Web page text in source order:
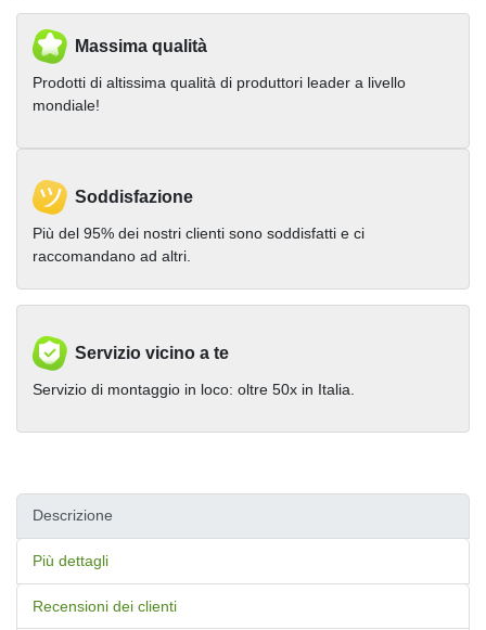
Massima qualità
Prodotti di altissima qualità di produttori leader a livello
mondiale!
Soddisfazione
Più del 95% dei nostri clienti sono soddisfatti e ci
raccomandano ad altri.
Servizio vicino a te
Servizio di montaggio in loco: oltre 50x in Italia.
Descrizione
Più dettagli
Recensioni dei clienti